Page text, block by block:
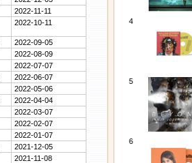
2022-11-11
2022-10-11
2022-09-05
2022-08-09
2022-07-07
2022-06-07
2022-05-06
2022-04-04
2022-03-07
2022-02-07
2022-01-07
2021-12-05
2021-11-08
4
5
6